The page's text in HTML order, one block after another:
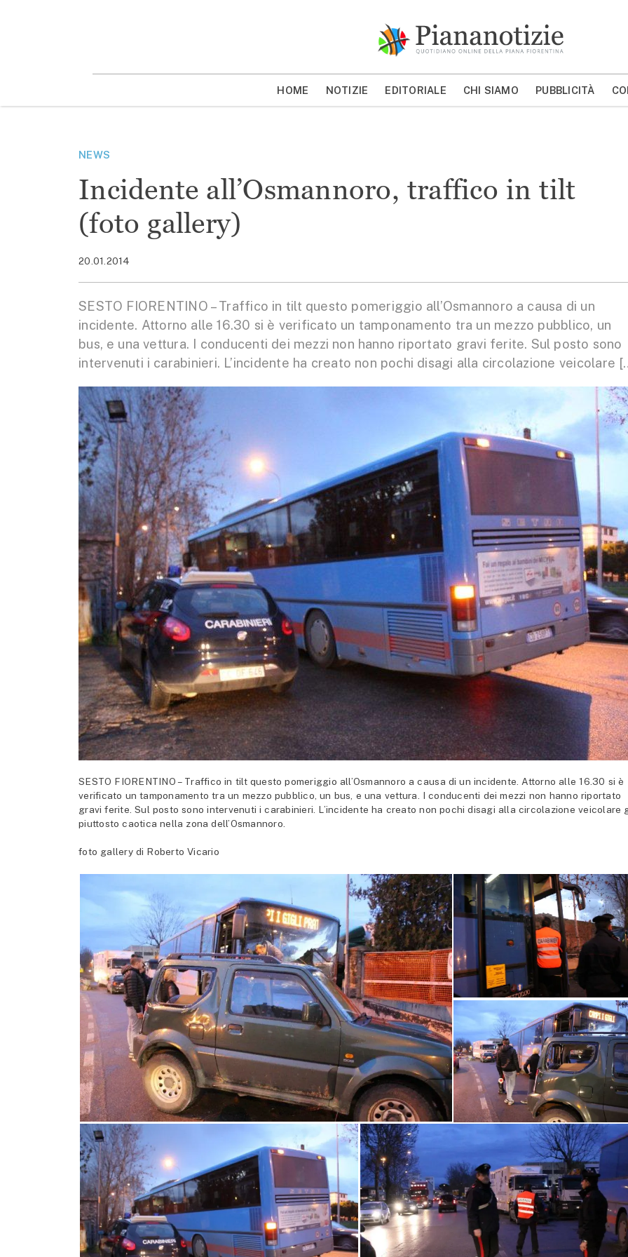
MOSTRA/NASCONDI CERCA
HOME NOTIZIE EDITORIALE CHI SIAMO PUBBLICITÀ
NEWS
Incidente all’Osmannoro, traffico in tilt
(foto gallery)
20.01.2014
SESTO FIORENTINO – Traffico in tilt questo pomeriggio all’Osmannoro a causa di un
incidente. Attorno alle 16.30 si è verificato un tamponamento tra un mezzo pubblico, un
bus, e una vettura. I conducenti dei mezzi non hanno riportato gravi ferite. Sul posto sono
intervenuti i carabinieri. L’incidente ha creato non pochi disagi alla circolazione veicolare
SESTO FIORENTINO – Traffico in tilt questo pomeriggio all’Osmannoro a causa di un incidente. Attorno alle 16.30 si è
verificato un tamponamento tra un mezzo pubblico, un bus, e una vettura. I conducenti dei mezzi non hanno riportato
gravi ferite. Sul posto sono intervenuti i carabinieri. L’incidente ha creato non pochi disagi alla circolazione veicolare
piuttosto caotica nella zona dell’Osmannoro.
foto gallery di Roberto Vicario